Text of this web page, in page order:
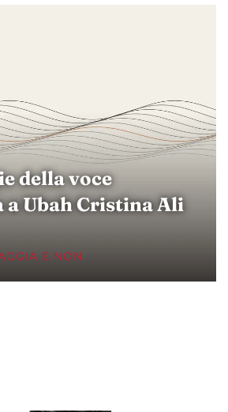
della voce
Ubah Cristina Ali
E NON